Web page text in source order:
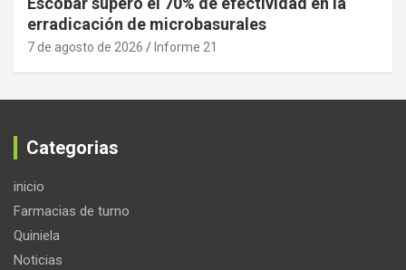
erradicación de microbasurales
7 de agosto de 2026 Informe 21
Categorias
inicio
Farmacias de turno
Quiniela
Noticias